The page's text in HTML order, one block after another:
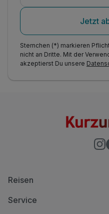
Jetzt
Sternchen (*) markieren
nicht an Dritte. Mit der
akzeptierst Du unsere
Reisen
Service